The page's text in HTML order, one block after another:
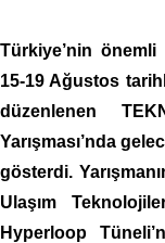
Türkiye’nin önemli
15-19 Ağustos
düzenlenen
Yarışması’nda
gösterdi.
Ulaşım
Hyperloop